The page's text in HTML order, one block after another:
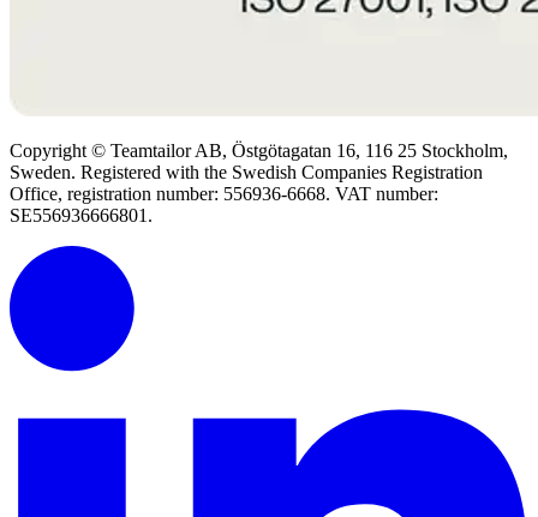
Copyright © Teamtailor AB, Östgötagatan 16, 116 25 Stockholm,
Sweden. Registered with the Swedish Companies Registration
Office, registration number: 556936-6668. VAT number:
SE556936666801.